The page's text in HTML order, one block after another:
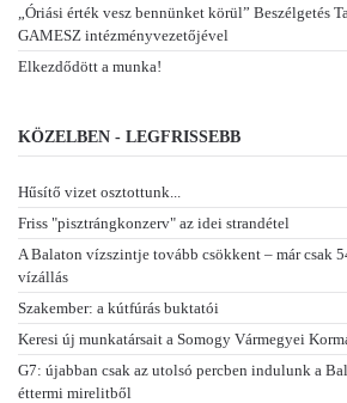
„Óriási érték vesz bennünket körül” Beszélgetés
GAMESZ intézményvezetőjével
Elkezdődött a munka!
KÖZELBEN - LEGFRISSEBB
Hűsítő vizet osztottunk...
Friss "pisztrángkonzerv" az idei strandétel
A Balaton vízszintje tovább csökkent – már csak
vízállás
Szakember: a kútfúrás buktatói
Keresi új munkatársait a Somogy Vármegyei
G7: újabban csak az utolsó percben indulunk a
éttermi mirelitből